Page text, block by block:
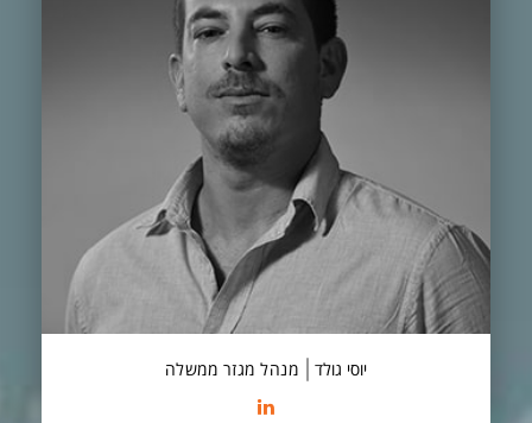
יוסי גולד מנהל מגזר ממשלה